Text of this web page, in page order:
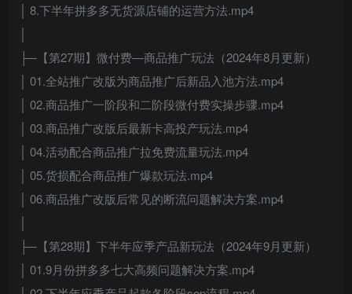
│ 8.下半年拼多多无货源店铺的运营方法.mp4
│
├─【第27期】微付费—商品推广玩法（2024年8月更新）
│ 01.全站推广改版为商品推广后新品入池方法.mp4
│ 02.商品推广一阶段和二阶段微付费实操步骤.mp4
│ 03.商品推广改版后最新卡高投产玩法.mp4
│ 04.活动配合商品推广拉免费流量玩法.mp4
│ 05.货损配合商品推广爆款玩法.mp4
│ 06.商品推广改版后常见的断流问题解决方案.mp4
│
├─【第28期】下半年应季产品新玩法（2024年9月更新）
│ 01.9月份拼多多七大高频问题解决方案.mp4